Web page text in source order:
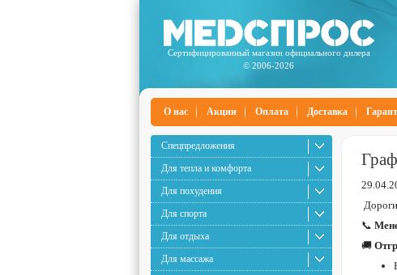
Сертифицированный магазин официального дилера
© 2006-2026
О нас Акции Оплата Доставка
Спецпредложения
Для тепла и комфорта
Для похудения
Для спорта
Для отдыха
Для массажа
📞
🚚